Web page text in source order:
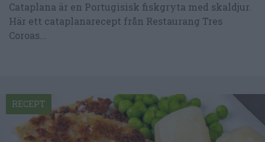
Cataplana är en Portugisisk fiskgryta med skaldjur.
Här ett cataplanarecept från Restaurang Tres
Coroas...
RECEPT